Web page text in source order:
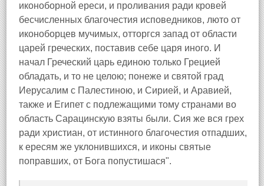
иконоборной ереси, и проливания ради кровей
бесчисленных благочестия исповедников, люто от
иконоборцев мучимых, отторгся запад от области
царей греческих, поставив себе царя иного. И
начал Греческий царь единою только Грецией
обладать, и то не целою; понеже и святой град
Иерусалим с Палестиною, и Сирией, и Аравией,
также и Египет с подлежащими тому странами во
область Сарацинскую взяты были. Сия же вся грех
ради христиан, от истинного благочестия отпадших,
к ересям же уклонившихся, и иконы святые
поправших, от Бога попустишася".